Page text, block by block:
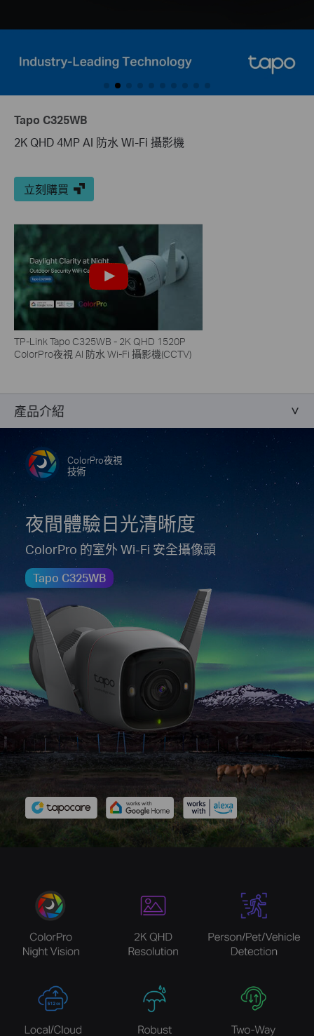
Tapo C325WB
2K QHD 4MP AI 防水 Wi-Fi 攝影機
立刻購買
TP-Link Tapo C325WB - 2K QHD 1520P
ColorPro夜視 AI 防水 Wi-Fi 攝影機(CCTV)
產品介紹
ColorPro夜視
技術
夜間體驗日光清晰度
ColorPro 的室外 Wi-Fi 安全攝像頭
Tapo C325WB